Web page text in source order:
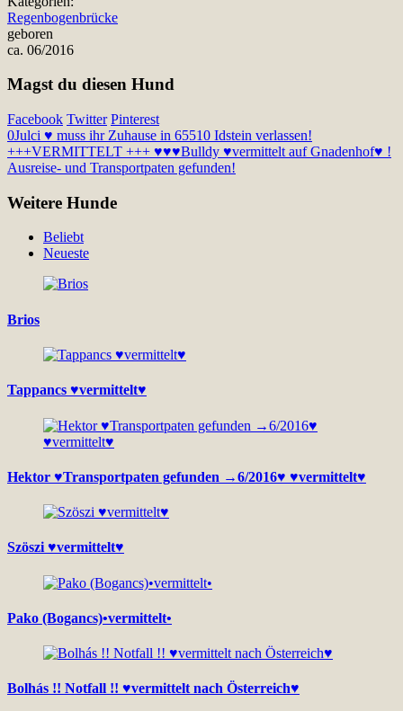
Regenbogenbrücke
geboren
ca. 06/2016
Magst du diesen Hund
Facebook Twitter Pinterest
0Julci ♥ muss ihr Zuhause in 65510 Idstein verlassen!
+++VERMITTELT +++ ♥♥♥Bulldy ♥vermittelt auf Gnadenhof♥ !
Ausreise- und Transportpaten gefunden!
Weitere Hunde
Beliebt
Neueste
Brios
Tappancs ♥vermittelt♥
Hektor ♥Transportpaten gefunden →6/2016♥ ♥vermittelt♥
Szöszi ♥vermittelt♥
Pako (Bogancs)•vermittelt•
Bolhás !! Notfall !! ♥vermittelt nach Österreich♥